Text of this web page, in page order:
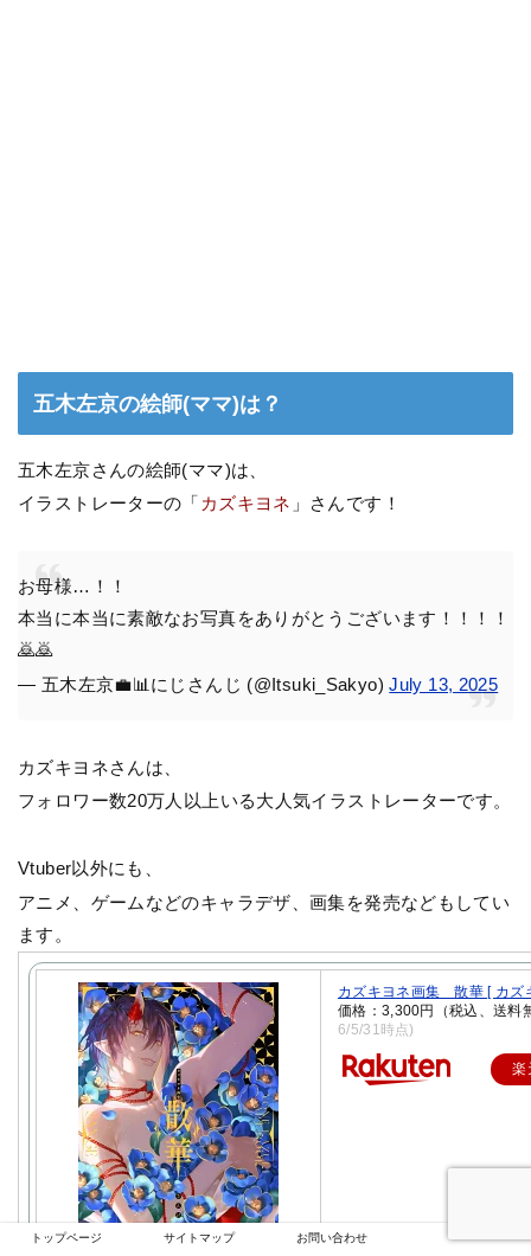
五木左京の絵師(ママ)は？
五木左京さんの絵師(ママ)は、
イラストレーターの「 カズキヨネ 」さんです！
お母様…！！
本当に本当に素敵なお写真をありがとうございます！！！！
🙇🙇
— 五木左京💼📊にじさんじ (@Itsuki_Sakyo)July 13, 2025
カズキヨネさんは、
フォロワー数20万人以上いる大人気イラストレーターです。
Vtuber以外にも、
アニメ、ゲームなどのキャラデザ、画集を発売などもしてい
ます。
カズキヨネ画集 散華 [ カズ
価格：3,300円（税込、送料
6/5/31時点)
楽
トップページ サイトマップ お問い合わせ